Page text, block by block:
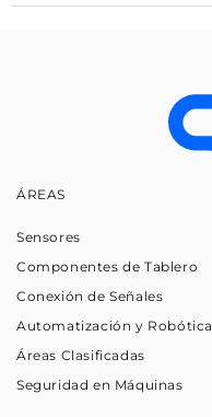
ÁREAS
Sensores
Componentes de Tablero
Conexión de Señales
Automatización y Robótica
Áreas Clasificadas
Seguridad en Máquinas